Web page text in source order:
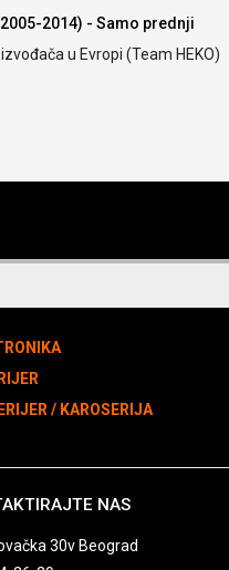
2014) - Samo prednji
u Evropi (Team HEKO)
/ KAROSERIJA
NAS
30v Beograd